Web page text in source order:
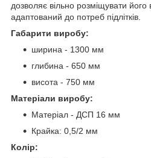
дозволяє вільно розміщувати його
адаптований до потреб підлітків.
Габарити виробу:
ширина - 1300 мм
глибина - 650 мм
висота - 750 мм
Матеріали виробу:
Матеріал - ДСП 16 мм
Крайка: 0,5/2 мм
Колір: